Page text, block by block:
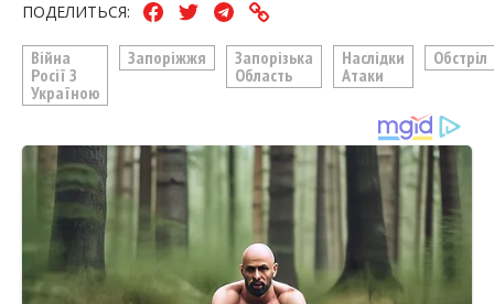
ПОДЕЛИТЬСЯ:
Війна
Росії З
Україною
Запоріжжя
Запорізька
Область
Наслідки
Атаки
Обстріл